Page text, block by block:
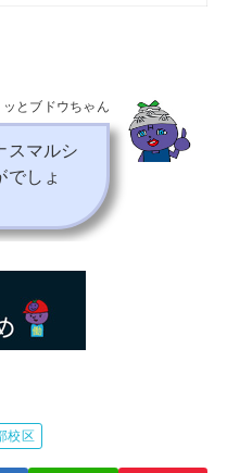
とブドウちゃん
スマルシ
でしょ
校区